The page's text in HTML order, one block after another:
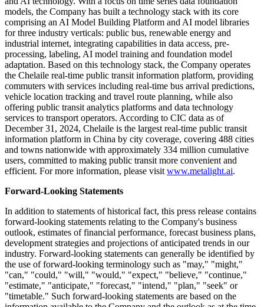
Going forward, MetaLight will continue to anchor on its time series
intelligence technology stack, extending the product experience,
technical capabilities and talent base accumulated through years of
operations in the domestic market — through TransitNow and its
overseas team — to progress local build-out across new markets and
scenarios, bringing the Company's time series data and AI
capabilities to a more diversified set of global mobility contexts.
About MetaLight
MetaLight Inc. (Stock Code: 02605.HK) is a public transit
information service provider powered by time series data analytics
and AI technology. With a focus on time series data foundation
models, the Company has built a technology stack with its core
comprising an AI Model Building Platform and AI model libraries
for three industry verticals: public bus, renewable energy and
industrial internet, integrating capabilities in data access, pre-
adaptation. Based on this technology stack, the Company operates
the Chelaile real-time public transit information platform, providing
commuters with services including real-time bus arrival predictions,
vehicle location tracking and travel route planning, while also
offering public transit analytics platforms and data technology
services to transport operators. According to CIC data as of
December 31, 2024, Chelaile is the largest real-time public transit
information platform in China by city coverage, covering 488 cities
and towns nationwide with approximately 334 million cumulative
users, committed to making public transit more convenient and
efficient. For more information, please visitwww.metalight.ai.